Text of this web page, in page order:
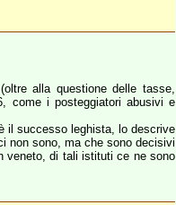
alla questione delle tasse,
come i posteggiatori abusivi e
il successo leghista, lo descrive
non sono, ma che sono decisivi
veneto, di tali istituti ce ne sono